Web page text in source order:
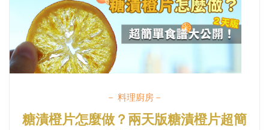
－ 料理廚房－
糖漬橙片怎麼做？兩天版糖漬橙片超簡